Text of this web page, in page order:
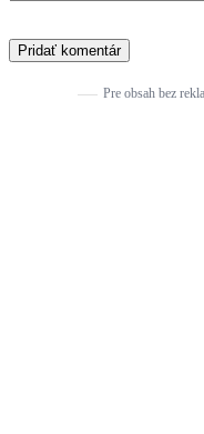
Pre obsah bez